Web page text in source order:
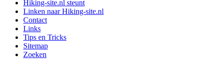
Hiking-site.nl steunt
Linken naar Hiking-site.nl
Contact
Links
Tips en Tricks
Sitemap
Zoeken